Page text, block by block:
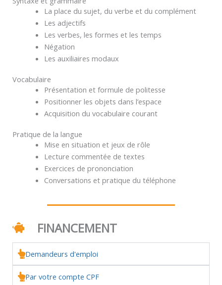
La place du sujet, du verbe et du complément
Les adjectifs
Les verbes, les formes et les temps
Négation
Les auxiliaires modaux
Vocabulaire
Présentation et formule de politesse
Positionner les objets dans l’espace
Acquisition du vocabulaire courant
Pratique de la langue
Mise en situation et jeux de rôle
Lecture commentée de textes
Exercices de prononciation
Conversations et pratique du téléphone
FINANCEMENT
Demandeurs d'emploi
Par votre compte CPF